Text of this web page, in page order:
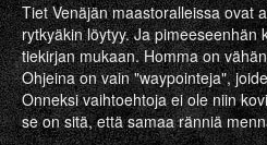
Tiet Venäjän maastoralleissa ovat
rytkyäkin löytyy. Ja pimeeseenhän
tiekirjan mukaan. Homma on
Ohjeina on vain "waypointeja",
Onneksi vaihtoehtoja ei ole niin
se on sitä, että samaa ränniä